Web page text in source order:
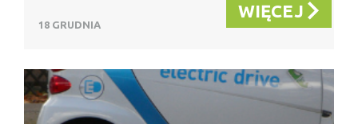
18 GRUDNIA
WIĘCEJ